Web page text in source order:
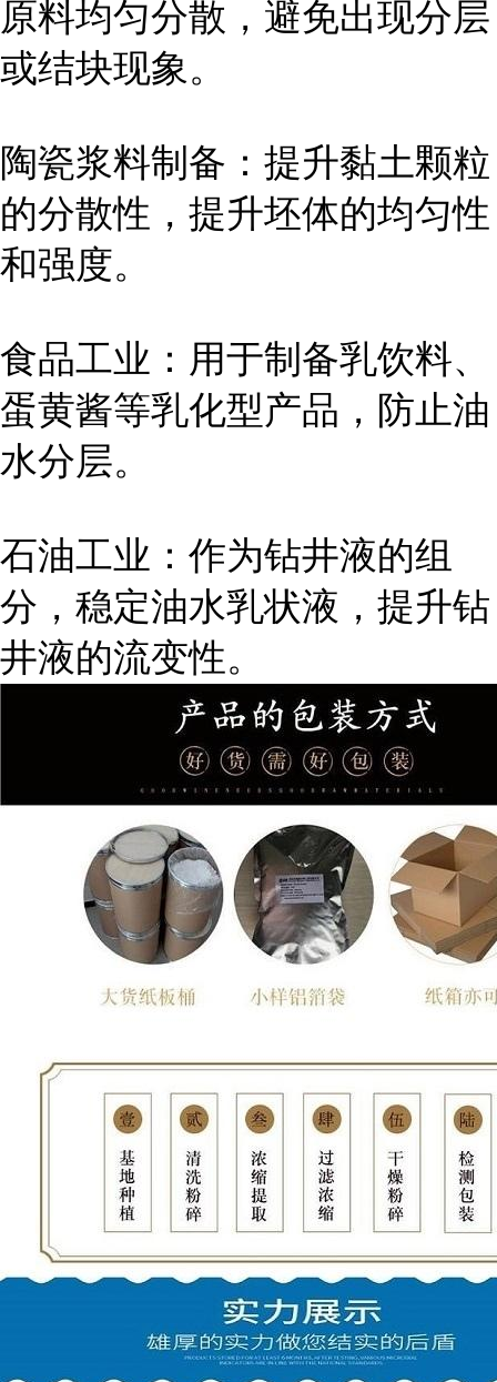
原料均匀分散，避免出现分层
或结块现象。
陶瓷浆料制备：提升黏土颗粒
的分散性，提升坯体的均匀性
和强度。
食品工业：用于制备乳饮料、
蛋黄酱等乳化型产品，防止油
水分层。
石油工业：作为钻井液的组
分，稳定油水乳状液，提升钻
井液的流变性。